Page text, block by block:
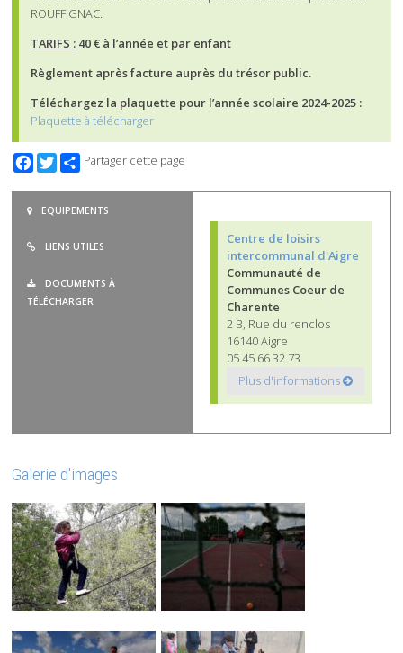
ROUFFIGNAC.
TARIFS :40€ à l’année et par enfant
Règlement après facture auprès du trésor public.
Téléchargez la plaquette pour l’année scolaire 2024-2025 :
Plaquette à télécharger
FacebookTwitterPartager cette page
EQUIPEMENTS
LIENS UTILES
DOCUMENTS À
TÉLÉCHARGER
Centre de loisirs
intercommunal d'Aigre
Communauté de
Communes Coeur de
Charente
2 B, Rue du renclos
16140 Aigre
05 45 66 32 73
Plus d'informations
Galerie d'images